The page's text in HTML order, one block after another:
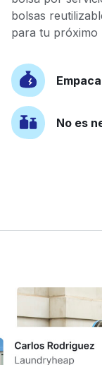
bolsas
para tu próximo
No es